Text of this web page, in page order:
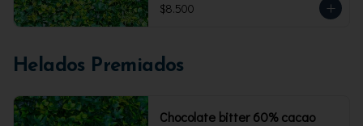
$8.500
Helados Premiados
Chocolate bitter 60% cacao